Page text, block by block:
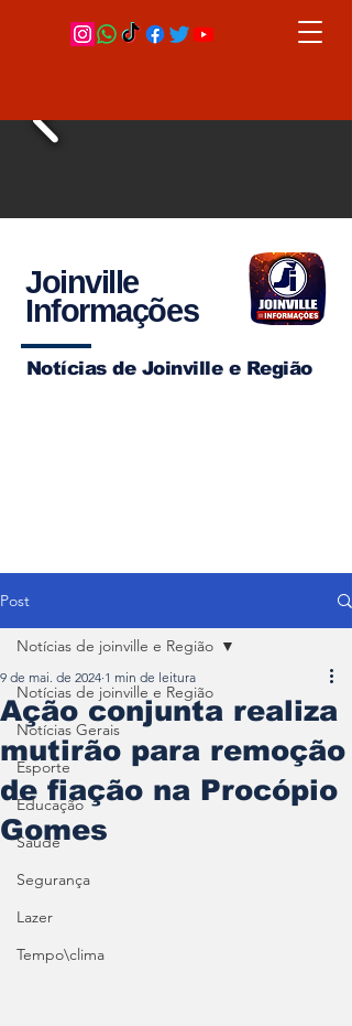
Joinville
Informações
Notícias de Joinville e Região
Post
Notícias de joinville e Região
Notícias Gerais
Esporte
Educação
Saúde
Segurança
Lazer
Tempo\clima
Notícias de joinville e Região
Ação conjunta realiza
mutirão para remoção
de fiação na Procópio
Gomes
9 de mai. de 2024 1 min de leitura